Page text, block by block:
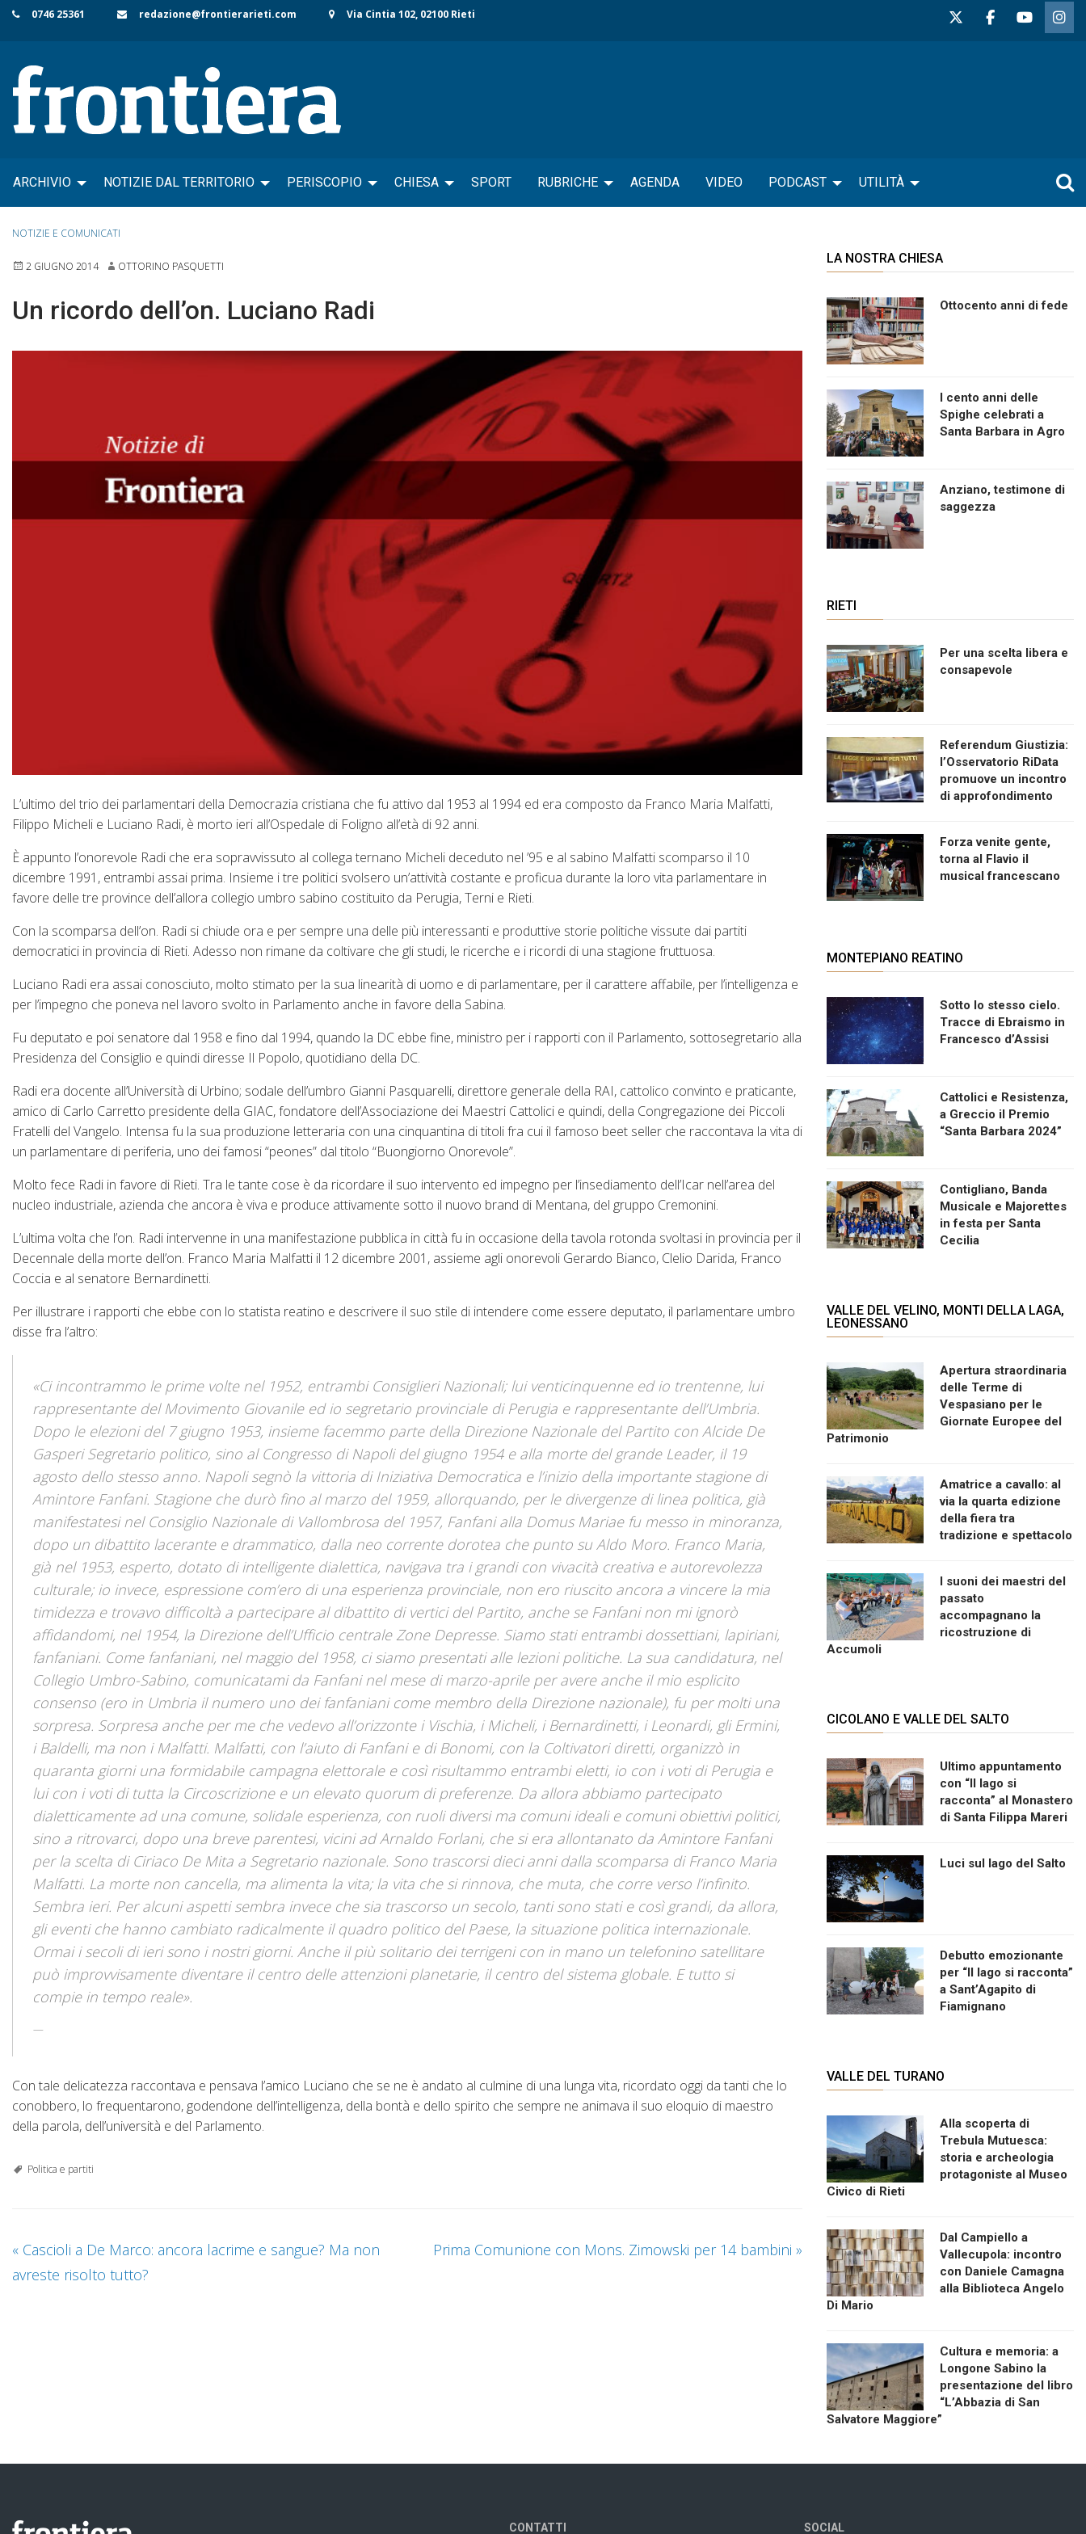
Skip
content
0746 25361 redazione@frontierarieti.com Via Cintia 102, 02100 Rieti
ARCHIVIO NOTIZIE DAL TERRITORIO PERISCOPIO CHIESA SPORT RUBRICHE AGENDA VIDEO PODCAST UTILITÀ
NOTIZIE E COMUNICATI
2 GIUGNO 2014 OTTORINO PASQUETTI
Un ricordo dell’on. Luciano Radi
L’ultimo del trio dei parlamentari della Democrazia cristiana che fu attivo dal 1953 al 1994 ed era composto da Franco Maria Malfatti,
Filippo Micheli e Luciano Radi, è morto ieri all’Ospedale di Foligno all’età di 92 anni.
È appunto l’onorevole Radi che era sopravvissuto al collega ternano Micheli deceduto nel ’95 e al sabino Malfatti scomparso il 10
dicembre 1991, entrambi assai prima. Insieme i tre politici svolsero un’attività costante e proficua durante la loro vita parlamentare in
favore delle tre province dell’allora collegio umbro sabino costituito da Perugia, Terni e Rieti.
Con la scomparsa dell’on. Radi si chiude ora e per sempre una delle più interessanti e produttive storie politiche vissute dai partiti
democratici in provincia di Rieti. Adesso non rimane da coltivare che gli studi, le ricerche e i ricordi di una stagione fruttuosa.
Luciano Radi era assai conosciuto, molto stimato per la sua linearità di uomo e di parlamentare, per il carattere affabile, per l’intelligenza e
per l’impegno che poneva nel lavoro svolto in Parlamento anche in favore della Sabina.
Fu deputato e poi senatore dal 1958 e fino dal 1994, quando la DC ebbe fine, ministro per i rapporti con il Parlamento, sottosegretario alla
Presidenza del Consiglio e quindi diresse Il Popolo, quotidiano della DC.
Radi era docente all’Università di Urbino; sodale dell’umbro Gianni Pasquarelli, direttore generale della RAI, cattolico convinto e praticante,
amico di Carlo Carretto presidente della GIAC, fondatore dell’Associazione dei Maestri Cattolici e quindi, della Congregazione dei Piccoli
Fratelli del Vangelo. Intensa fu la sua produzione letteraria con una cinquantina di titoli fra cui il famoso beet seller che raccontava la vita di
un parlamentare di periferia, uno dei famosi “peones” dal titolo “Buongiorno Onorevole”.
Molto fece Radi in favore di Rieti. Tra le tante cose è da ricordare il suo intervento ed impegno per l’insediamento dell’Icar nell’area del
nucleo industriale, azienda che ancora è viva e produce attivamente sotto il nuovo brand di Mentana, del gruppo Cremonini.
L’ultima volta che l’on. Radi intervenne in una manifestazione pubblica in città fu in occasione della tavola rotonda svoltasi in provincia per il
Decennale della morte dell’on. Franco Maria Malfatti il 12 dicembre 2001, assieme agli onorevoli Gerardo Bianco, Clelio Darida, Franco
Coccia e al senatore Bernardinetti.
Per illustrare i rapporti che ebbe con lo statista reatino e descrivere il suo stile di intendere come essere deputato, il parlamentare umbro
disse fra l’altro:
«Ci incontrammo le prime volte nel 1952, entrambi Consiglieri Nazionali; lui venticinquenne ed io trentenne, lui
rappresentante del Movimento Giovanile ed io segretario provinciale di Perugia e rappresentante dell’Umbria.
Dopo le elezioni del 7 giugno 1953, insieme facemmo parte della Direzione Nazionale del Partito con Alcide De
Gasperi Segretario politico, sino al Congresso di Napoli del giugno 1954 e alla morte del grande Leader, il 19
agosto dello stesso anno. Napoli segnò la vittoria di Iniziativa Democratica e l’inizio della importante stagione di
Amintore Fanfani. Stagione che durò fino al marzo del 1959, allorquando, per le divergenze di linea politica, già
manifestatesi nel Consiglio Nazionale di Vallombrosa del 1957, Fanfani alla Domus Mariae fu messo in minoranza,
dopo un dibattito lacerante e drammatico, dalla neo corrente dorotea che punto su Aldo Moro. Franco Maria,
già nel 1953, esperto, dotato di intelligente dialettica, navigava tra i grandi con vivacità creativa e autorevolezza
culturale; io invece, espressione com’ero di una esperienza provinciale, non ero riuscito ancora a vincere la mia
timidezza e trovavo difficoltà a partecipare al dibattito di vertici del Partito, anche se Fanfani non mi ignorò
affidandomi, nel 1954, la Direzione dell’Ufficio centrale Zone Depresse. Siamo stati entrambi dossettiani, lapiriani,
fanfaniani. Come fanfaniani, nel maggio del 1958, ci siamo presentati alle lezioni politiche. La sua candidatura, nel
Collegio Umbro-Sabino, comunicatami da Fanfani nel mese di marzo-aprile per avere anche il mio esplicito
consenso (ero in Umbria il numero uno dei fanfaniani come membro della Direzione nazionale), fu per molti una
sorpresa. Sorpresa anche per me che vedevo all’orizzonte i Vischia, i Micheli, i Bernardinetti, i Leonardi, gli Ermini,
i Baldelli, ma non i Malfatti. Malfatti, con l’aiuto di Fanfani e di Bonomi, con la Coltivatori diretti, organizzò in
quaranta giorni una formidabile campagna elettorale e così risultammo entrambi eletti, io con i voti di Perugia e
lui con i voti di tutta la Circoscrizione e un elevato quorum di preferenze. Da allora abbiamo partecipato
dialetticamente ad una comune, solidale esperienza, con ruoli diversi ma comuni ideali e comuni obiettivi politici,
sino a ritrovarci, dopo una breve parentesi, vicini ad Arnaldo Forlani, che si era allontanato da Amintore Fanfani
per la scelta di Ciriaco De Mita a Segretario nazionale. Sono trascorsi dieci anni dalla scomparsa di Franco Maria
Malfatti. La morte non cancella, ma alimenta la vita; la vita che si rinnova, che muta, che corre verso l’infinito.
Sembra ieri. Per alcuni aspetti sembra invece che sia trascorso un secolo, tanti sono stati e così grandi, da allora,
gli eventi che hanno cambiato radicalmente il quadro politico del Paese, la situazione politica internazionale.
Ormai i secoli di ieri sono i nostri giorni. Anche il più solitario dei terrigeni con in mano un telefonino satellitare
può improvvisamente diventare il centro delle attenzioni planetarie, il centro del sistema globale. E tutto si
compie in tempo reale».
Con tale delicatezza raccontava e pensava l’amico Luciano che se ne è andato al culmine di una lunga vita, ricordato oggi da tanti che lo
conobbero, lo frequentarono, godendone dell’intelligenza, della bontà e dello spirito che sempre ne animava il suo eloquio di maestro
della parola, dell’università e del Parlamento.
Politica e partiti
« Cascioli a De Marco: ancora lacrime e sangue? Ma non
avreste risolto tutto?
Prima Comunione con Mons. Zimowski per 14 bambini »
LA NOSTRA CHIESA
Ottocento anni di fede
I cento anni delle
Spighe celebrati a
Santa Barbara in Agro
Anziano, testimone di
saggezza
RIETI
Per una scelta libera e
consapevole
Referendum Giustizia:
l’Osservatorio RiData
promuove un incontro
di approfondimento
Forza venite gente,
torna al Flavio il
musical francescano
MONTEPIANO REATINO
Sotto lo stesso cielo.
Tracce di Ebraismo in
Francesco d’Assisi
Cattolici e Resistenza,
a Greccio il Premio
“Santa Barbara 2024”
Contigliano, Banda
Musicale e Majorettes
in festa per Santa
Cecilia
VALLE DEL VELINO, MONTI DELLA LAGA,
LEONESSANO
Apertura straordinaria
delle Terme di
Vespasiano per le
Giornate Europee del
Patrimonio
Amatrice a cavallo: al
via la quarta edizione
della fiera tra
tradizione e spettacolo
I suoni dei maestri del
passato
accompagnano la
ricostruzione di
Accumoli
CICOLANO E VALLE DEL SALTO
Ultimo appuntamento
con “Il lago si
racconta” al Monastero
di Santa Filippa Mareri
Luci sul lago del Salto
Debutto emozionante
per “Il lago si racconta”
a Sant’Agapito di
Fiamignano
VALLE DEL TURANO
Alla scoperta di
Trebula Mutuesca:
storia e archeologia
protagoniste al Museo
Civico di Rieti
Dal Campiello a
Vallecupola: incontro
con Daniele Camagna
alla Biblioteca Angelo
Di Mario
Cultura e memoria: a
Longone Sabino la
presentazione del libro
“L’Abbazia di San
Salvatore Maggiore”
CONTATTI SOCIAL